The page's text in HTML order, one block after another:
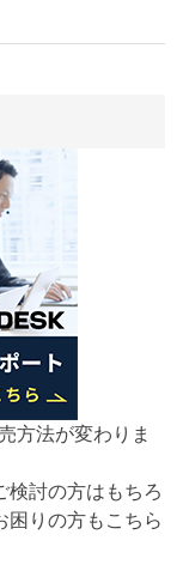
方法が変わりま
検討の方はもちろ
困りの方もこちら